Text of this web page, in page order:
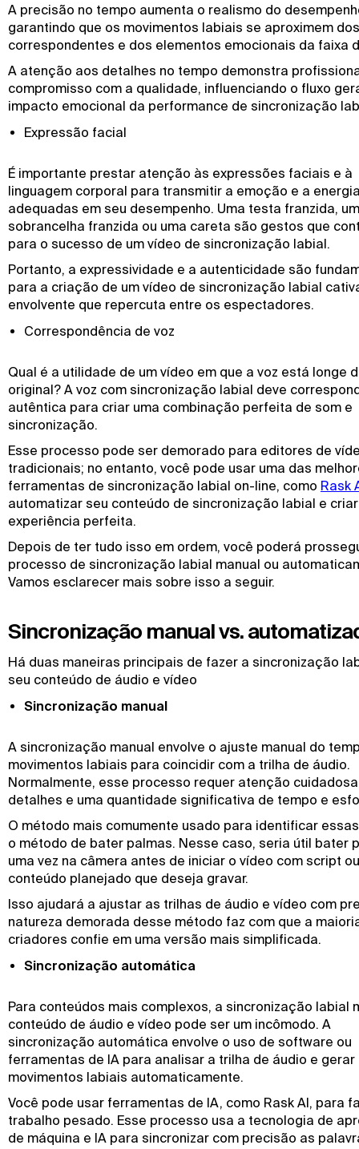
A precisão no tempo aumenta o realismo do
garantindo que os movimentos labiais se aproximem
correspondentes e dos elementos emocionais da faixa
A atenção aos detalhes no tempo demonstra
compromisso com a qualidade, influenciando o fluxo
impacto emocional da performance de sincronização
Expressão facial
É importante prestar atenção às expressões faciais e à
linguagem corporal para transmitir a emoção e a
adequadas em seu desempenho. Uma testa franzida,
sobrancelha franzida ou uma careta são gestos que
para o sucesso de um vídeo de sincronização labial.
Portanto, a expressividade e a autenticidade são
para a criação de um vídeo de sincronização labial
envolvente que repercuta entre os espectadores.
Correspondência de voz
Qual é a utilidade de um vídeo em que a voz está longe
original? A voz com sincronização labial deve
autêntica para criar uma combinação perfeita de som e
sincronização.
Esse processo pode ser demorado para editores de
tradicionais; no entanto, você pode usar uma das
ferramentas de sincronização labial on-line, como Rask
automatizar seu conteúdo de sincronização labial e
experiência perfeita.
Depois de ter tudo isso em ordem, você poderá
processo de sincronização labial manual ou
Vamos esclarecer mais sobre isso a seguir.
Sincronização manual vs.
Há duas maneiras principais de fazer a sincronização
seu conteúdo de áudio e vídeo
Sincronização manual
A sincronização manual envolve o ajuste manual do
movimentos labiais para coincidir com a trilha de áudio.
Normalmente, esse processo requer atenção
detalhes e uma quantidade significativa de tempo e
O método mais comumente usado para identificar
o método de bater palmas. Nesse caso, seria útil bater
uma vez na câmera antes de iniciar o vídeo com script
conteúdo planejado que deseja gravar.
Isso ajudará a ajustar as trilhas de áudio e vídeo com
natureza demorada desse método faz com que a
criadores confie em uma versão mais simplificada.
Sincronização automática
Para conteúdos mais complexos, a sincronização labial
conteúdo de áudio e vídeo pode ser um incômodo. A
sincronização automática envolve o uso de software ou
ferramentas de IA para analisar a trilha de áudio e gerar
movimentos labiais automaticamente.
Você pode usar ferramentas de IA, como Rask AI, para
trabalho pesado. Esse processo usa a tecnologia de
de máquina e IA para sincronizar com precisão as